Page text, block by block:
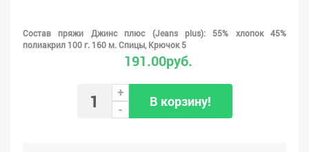
Состав пряжи Джинс плюс (Jeans plus): 55% хлопок 45%
полиакрил 100 г. 160 м. Спицы, Крючок 5
191.00руб.
+
-
В корзину!